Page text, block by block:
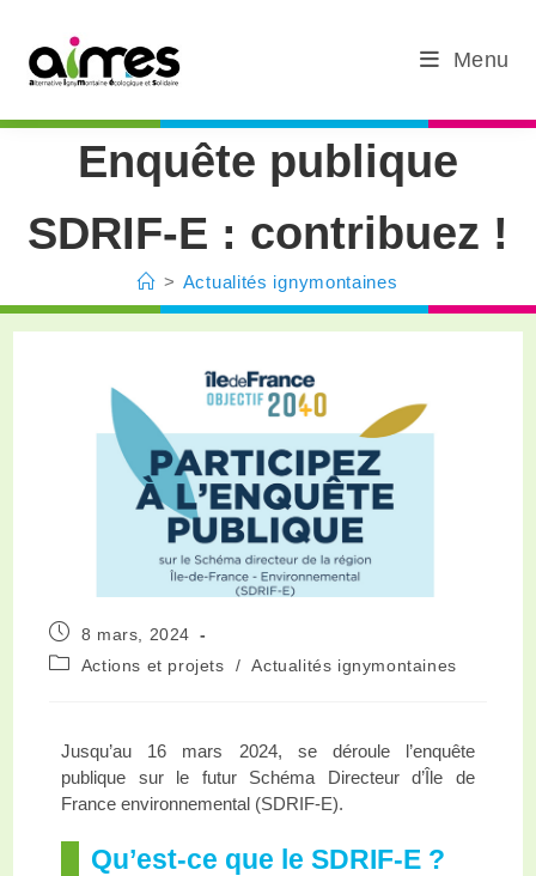
Menu
Enquête publique
SDRIF-E : contribuez !
> Actualités ignymontaines
8 mars, 2024
Actions et projets
/ Actualités ignymontaines
Jusqu’au 16 mars 2024, se déroule l’enquête
publique sur le futur Schéma Directeur d’Île de
France environnemental (SDRIF-E).
Qu’est-ce que le SDRIF-E ?